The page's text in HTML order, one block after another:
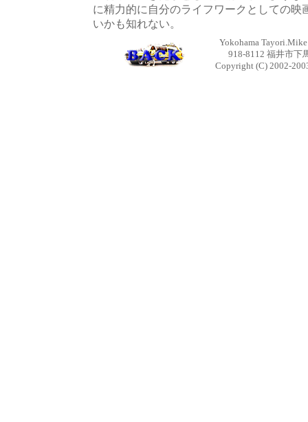
に精力的に自分のライフワークとしての
いかも知れない。
Yokohama
918-8112 福井市下
Copyright (C) 2002-